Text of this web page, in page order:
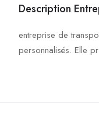
Description
entreprise de
personnalisés. Elle